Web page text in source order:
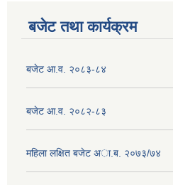
बजेट तथा कार्यक्रम
बजेट आ.व. २०८३-८४
बजेट आ.व. २०८२-८३
महिला लक्षित बजेट अा.ब. २०७३/७४